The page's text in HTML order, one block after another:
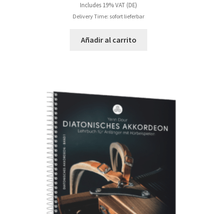
Includes 19% VAT (DE)
Delivery Time: sofort lieferbar
Añadir al carrito